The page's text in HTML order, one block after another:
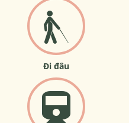
Đi đâu